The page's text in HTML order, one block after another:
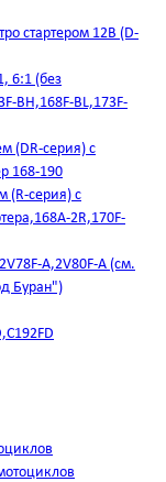
стартером 12В (D-
6:1 (без
BH,168F-BL,173F-
(DR-серия) с
168-190
(R-серия) с
2R,170F-
A,2V80F-A (см.
Буран")